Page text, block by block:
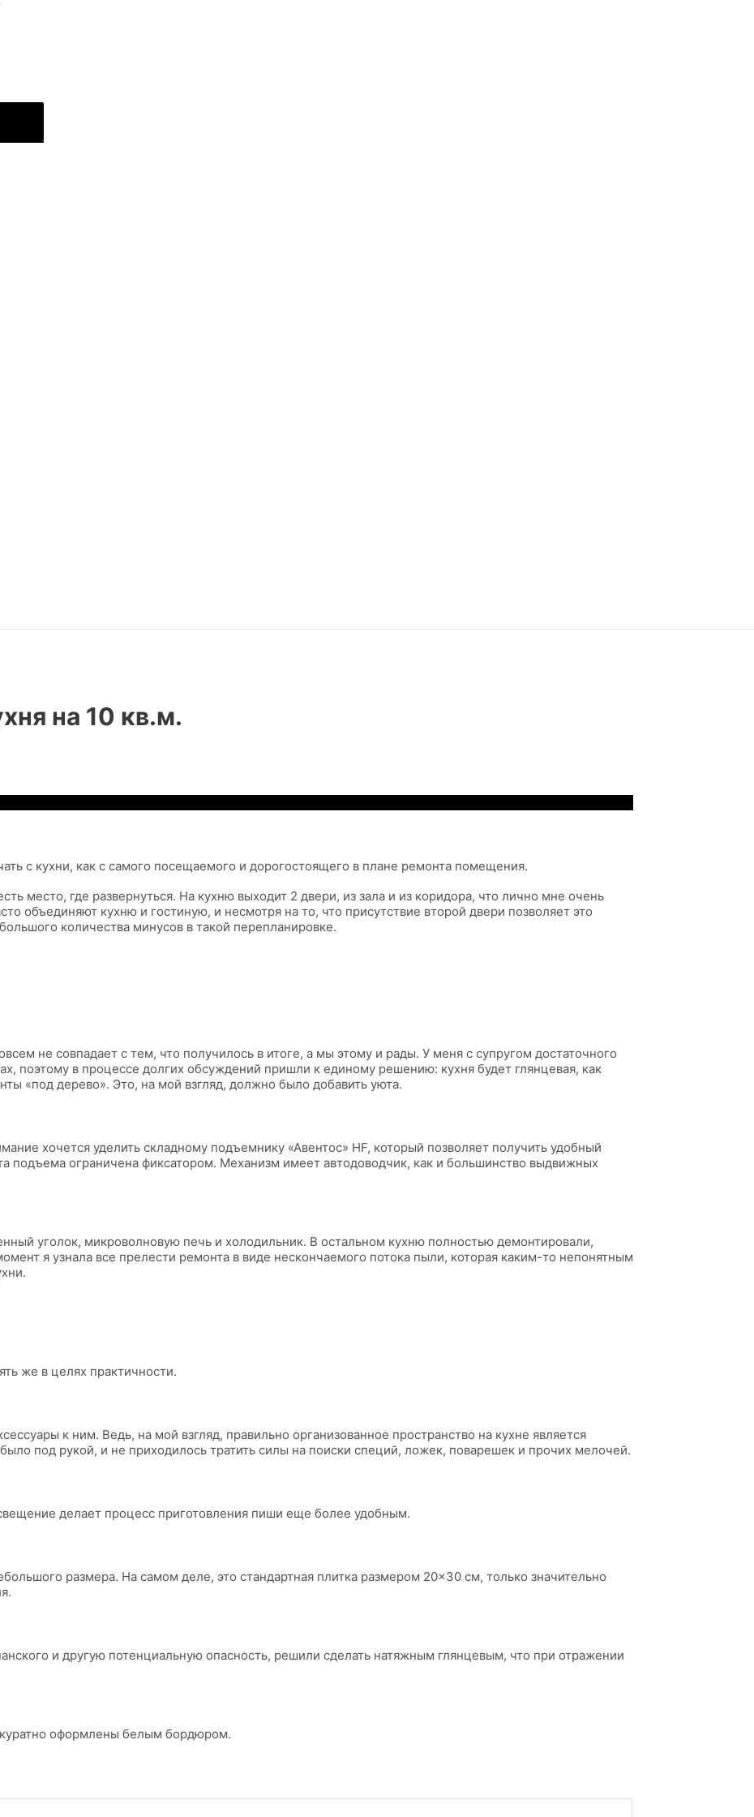
на 10 кв.м.
с кухни, как с самого посещаемого и дорогостоящего в плане ремонта помещения.
место, где развернуться. На кухню выходит 2 двери, из зала и из коридора, что лично мне очень
объединяют кухню и гостиную, и несмотря на то, что присутствие второй двери позволяет это
количества минусов в такой перепланировке.
не совпадает с тем, что получилось в итоге, а мы этому и рады. У меня с супругом достаточного
поэтому в процессе долгих обсуждений пришли к единому решению: кухня будет глянцевая, как
«под дерево». Это, на мой взгляд, должно было добавить уюта.
хочется уделить складному подъемнику «Авентос» HF, который позволяет получить удобный
подъема ограничена фиксатором. Механизм имеет автодоводчик, как и большинство выдвижных
уголок, микроволновую печь и холодильник. В остальном кухню полностью демонтировали,
я узнала все прелести ремонта в виде нескончаемого потока пыли, которая каким-то непонятным
же в целях практичности.
к ним. Ведь, на мой взгляд, правильно организованное пространство на кухне является
под рукой, и не приходилось тратить силы на поиски специй, ложек, поварешек и прочих мелочей.
делает процесс приготовления пиши еще более удобным.
размера. На самом деле, это стандартная плитка размером 20×30 см, только значительно
и другую потенциальную опасность, решили сделать натяжным глянцевым, что при отражении
оформлены белым бордюром.